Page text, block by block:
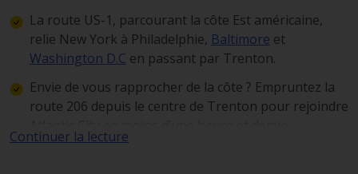
La route US-1, parcourant la côte Est américaine,
relie New York à Philadelphie, Baltimore et
Washington D.C en passant par Trenton.
Envie de vous rapprocher de la côte ? Empruntez la
route 206 depuis le centre de Trenton pour rejoindre
Continuer la lecture